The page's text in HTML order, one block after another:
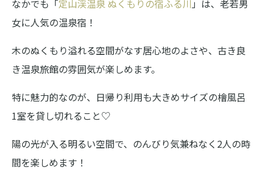
なかでも「定山渓温泉 ぬくもりの宿ふる川 」は、老若男
女に人気の温泉宿！
木のぬくもり溢れる空間がなす居心地のよさや、古き良
き温泉旅館の雰囲気が楽しめます。
特に魅力的なのが、日帰り利用も大きめサイズの檜風呂
1室を貸し切れること♡
陽の光が入る明るい空間で、のんびり気兼ねなく2人の時
間を楽しめます！